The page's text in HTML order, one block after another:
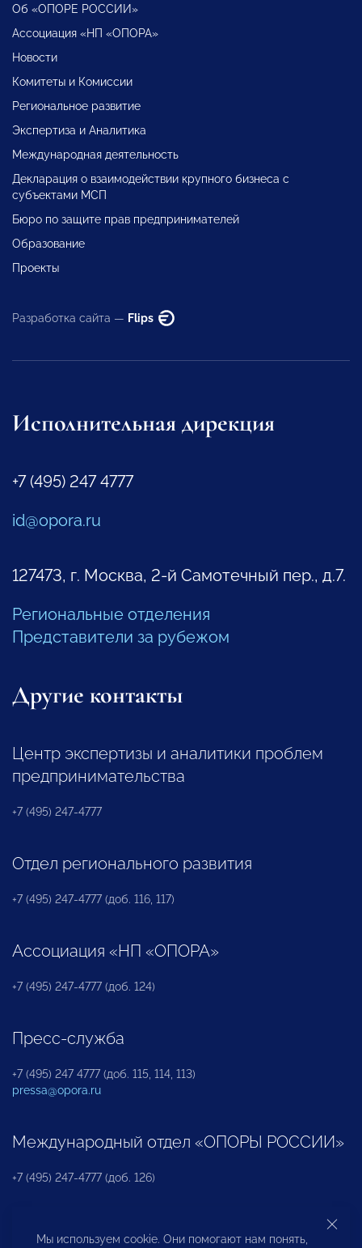
Об «ОПОРЕ РОССИИ»
Ассоциация «НП «ОПОРА»
Новости
Комитеты и Комиссии
Региональное развитие
Экспертиза и Аналитика
Международная деятельность
Декларация о взаимодействии крупного бизнеса с
субъектами МСП
Бюро по защите прав предпринимателей
Образование
Проекты
Разработка сайта — Flips
Исполнительная дирекция
+7 (495) 247 4777
id@opora.ru
127473, г. Москва, 2-й Самотечный пер., д.7.
Региональные отделения
Представители за рубежом
Другие контакты
Центр экспертизы и аналитики проблем
предпринимательства
+7 (495) 247-4777
Отдел регионального развития
+7 (495) 247-4777 (доб. 116, 117)
Ассоциация «НП «ОПОРА»
+7 (495) 247-4777 (доб. 124)
Пресс-служба
+7 (495) 247 4777 (доб. 115, 114, 113)
pressa@opora.ru
Международный отдел «ОПОРЫ РОССИИ»
+7 (495) 247-4777 (доб. 126)
Бюро по защите прав предпринимателей и
Мы используем cookie. Они помогают нам понять,